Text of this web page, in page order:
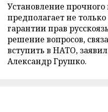
Установление
предполагает не
гарантии прав
решение вопросов,
вступить в НАТО,
Александр Грушко.